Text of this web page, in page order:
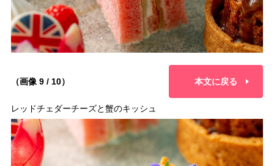
（画像 9 / 10） 本文に戻る
レッドチェダーチーズと蟹のキッシュ